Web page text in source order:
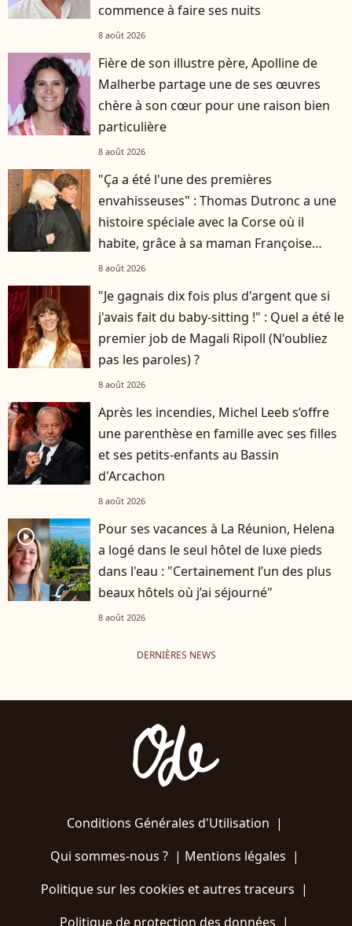
commence à faire ses nuits
8 août 2026
Fière de son illustre père, Apolline de
Malherbe partage une de ses œuvres
chère à son cœur pour une raison bien
particulière
8 août 2026
"Ça a été l'une des premières
envahisseuses" : Thomas Dutronc a une
histoire spéciale avec la Corse où il
habite, grâce à sa maman Françoise
Hardy
8 août 2026
"Je gagnais dix fois plus d'argent que si
j'avais fait du baby-sitting !" : Quel a été le
premier job de Magali Ripoll (N'oubliez
pas les paroles) ?
8 août 2026
Après les incendies, Michel Leeb s’offre
une parenthèse en famille avec ses filles
et ses petits-enfants au Bassin
d'Arcachon
8 août 2026
player2
Pour ses vacances à La Réunion, Helena
a logé dans le seul hôtel de luxe pieds
dans l'eau : "Certainement l’un des plus
beaux hôtels où j’ai séjourné"
8 août 2026
DERNIÈRES NEWS
Conditions Générales d'Utilisation |
Qui sommes-nous ?| Mentions légales |
Politique sur les cookies et autres traceurs |
Politique de protection des données |